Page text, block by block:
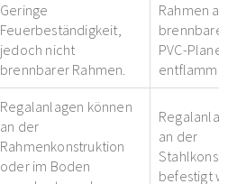
Geringe
Feuerbeständigkeit,
jedoch nicht
brennbarer Rahmen.
Rahmen
PVC-Plane
Regalanlagen können
an der
Rahmenkonstruktion
oder im Boden
an der
befestigt